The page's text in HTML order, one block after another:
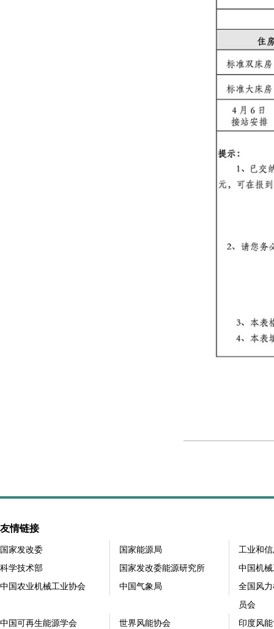
友情链接
国家发改委 国家能源局
工业和
科学技术部
国家发改委能源研究所
中国机
中国农业机械工业协会
中国气象局
全国风
员会
中国可再生能源学会
世界风能协会 印度风